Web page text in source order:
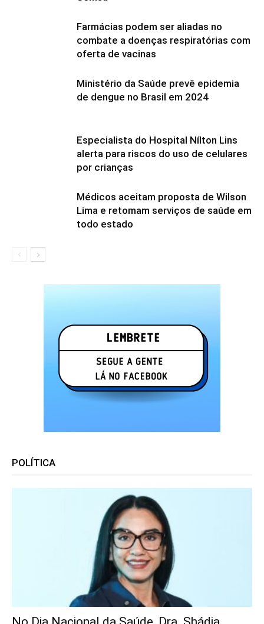
Farmácias podem ser aliadas no
combate a doenças respiratórias com
oferta de vacinas
Ministério da Saúde prevê epidemia
de dengue no Brasil em 2024
Especialista do Hospital Nílton Lins
alerta para riscos do uso de celulares
por crianças
Médicos aceitam proposta de Wilson
Lima e retomam serviços de saúde em
todo estado
POLÍTICA